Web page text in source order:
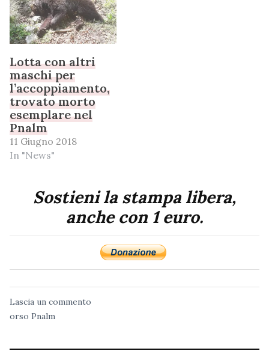
Lotta con altri
maschi per
l’accoppiamento,
trovato morto
esemplare nel
Pnalm
11 Giugno 2018
In "News"
Sostieni la stampa libera,
anche con 1 euro.
Lascia un commento
orso Pnalm